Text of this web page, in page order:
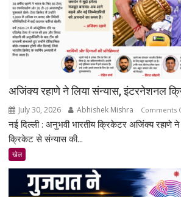
अजिंक्य रहाणे ने लिया संन्यास, इंटरनेशनल
July 30, 2026 Abhishek Mishra Comments
नई दिल्ली : अनुभवी भारतीय क्रिकेटर अजिंक्य रहाणे
क्रिकेट से संन्यास की...
खेल